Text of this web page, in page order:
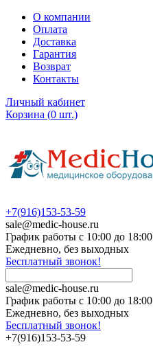
О компании
Оплата
Доставка
Гарантия
Возврат
Контакты
Личный кабинет
Корзина (0 шт.)
+7(916)153-53-59
sale@medic-house.ru
График работы с 10:00 до 18:00
Ежедневно, без выходных
Бесплатный звонок!
sale@medic-house.ru
График работы с 10:00 до 18:00
Ежедневно, без выходных
Бесплатный звонок!
+7(916)153-53-59